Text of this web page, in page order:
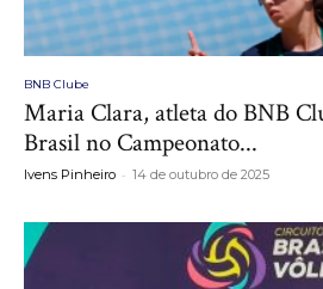
BNB Clube
Maria Clara, atleta do BNB
Brasil no Campeonato...
Ivens Pinheiro - 14 de outubro de 2025